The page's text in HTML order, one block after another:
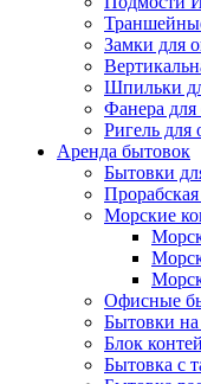
Замки для
Шпильки
Фанера для
Ригель для
Аренда бытовок
Бытовки
Морские
Офисные
Бытовки на
Блок
Бытовка с